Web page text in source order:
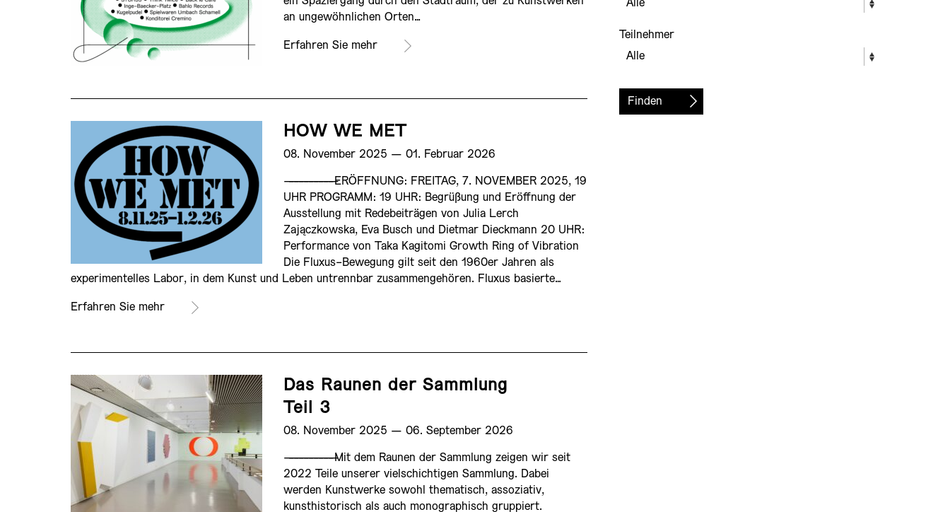
an ungewöhnlichen Orten…
Erfahren Sie mehr
HOW WE MET
08. November 2025 ­— 01. Februar 2026
——————————ERÖFFNUNG: FREITAG, 7. NOVEMBER 2025, 19
UHR PROGRAMM: 19 UHR: Begrüßung und Eröffnung der
Ausstellung mit Redebeiträgen von Julia Lerch
Zajączkowska, Eva Busch und Dietmar Dieckmann 20 UHR:
Performance von Taka Kagitomi Growth Ring of Vibration
Die Fluxus-Bewegung gilt seit den 1960er Jahren als
experimentelles Labor, in dem Kunst und Leben untrennbar zusammengehören. Fluxus basierte…
Erfahren Sie mehr
Das Raunen der Sammlung
Teil 3
08. November 2025 ­— 06. September 2026
——————————Mit dem Raunen der Sammlung zeigen wir seit
2022 Teile unserer vielschichtigen Sammlung. Dabei
werden Kunstwerke sowohl thematisch, assoziativ,
kunsthistorisch als auch monographisch gruppiert.
Teilnehmer